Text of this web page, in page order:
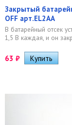
Закрытый
OFF арт.EL2AA
В батарейный отсек
1,5 В каждая, и он
63 ₽